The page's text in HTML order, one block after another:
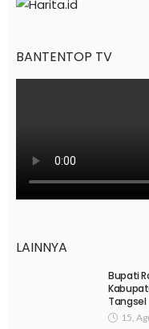
BANTENTOP TV
LAINNYA
Bupati
Tangsel
15,